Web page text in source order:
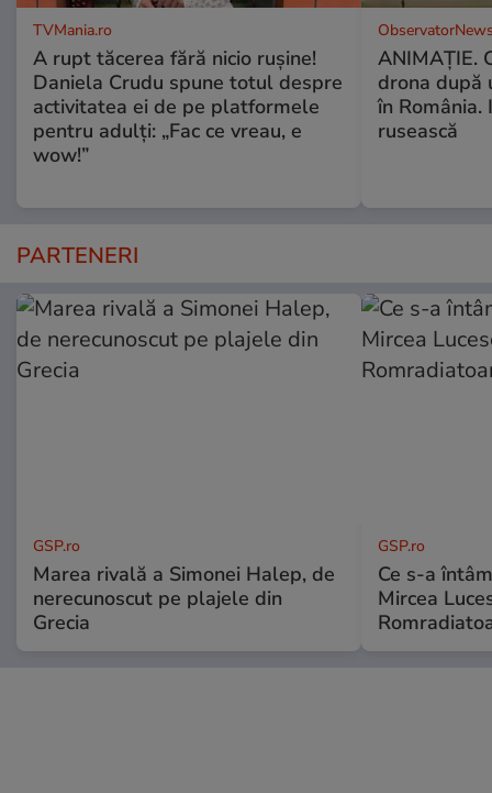
TVMania.ro
A rupt tăcerea fără nicio rușine!
Daniela Crudu spune totul despre
activitatea ei de pe platformele
pentru adulți: „Fac ce vreau, e
wow!”
ANIMAŢIE.
drona după
în România.
rusească
PARTENERI
GSP.ro
Marea rivală a Simonei Halep, de
nerecunoscut pe plajele din
Grecia
GSP.ro
Ce s-a
Mircea